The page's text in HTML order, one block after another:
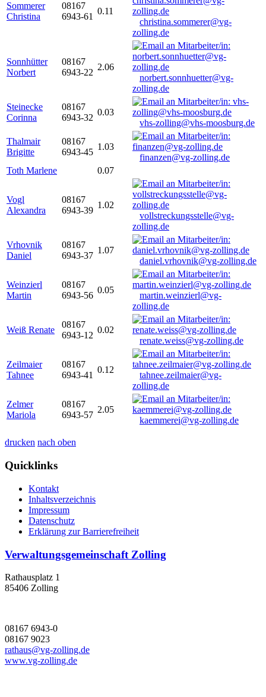
Sommerer
Christina
08167
6943-61
0.11
christina.sommerer@vg-
zolling.de
Sonnhütter
Norbert
08167
6943-22
2.06
norbert.sonnhuetter@vg-
zolling.de
Steinecke
Corinna
08167
6943-32
0.03
vhs-zolling@vhs-moosburg.de
Thalmair
Brigitte
08167
6943-45
1.03
finanzen@vg-zolling.de
Toth Marlene
0.07
Vogl
Alexandra
08167
6943-39
1.02
vollstreckungsstelle@vg-
zolling.de
Vrhovnik
Daniel
08167
6943-37
1.07
daniel.vrhovnik@vg-zolling.de
Weinzierl
Martin
08167
6943-56
0.05
martin.weinzierl@vg-
zolling.de
Weiß Renate
08167
6943-12
0.02
renate.weiss@vg-zolling.de
Zeilmaier
Tahnee
08167
6943-41
0.12
tahnee.zeilmaier@vg-
zolling.de
Zelmer
Mariola
08167
6943-57
2.05
kaemmerei@vg-zolling.de
drucken nach oben
Quicklinks
Kontakt
Inhaltsverzeichnis
Impressum
Datenschutz
Erklärung zur Barrierefreiheit
Verwaltungsgemeinschaft Zolling
Rathausplatz 1
85406 Zolling
08167 6943-0
08167 9023
rathaus@vg-zolling.de
www.vg-zolling.de